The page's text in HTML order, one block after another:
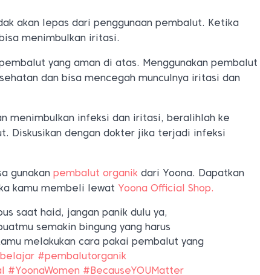
akan lepas dari penggunaan pembalut. Ketika
menimbulkan iritasi.
yang aman di atas. Menggunakan pembalut
dan bisa mencegah munculnya iritasi dan
menimbulkan infeksi dan iritasi, beralihlah ke
Diskusikan dengan dokter jika terjadi infeksi
gunakanpembalut organik dari Yoona. Dapatkan
kamu membeli lewat Yoona Official Shop.
saat haid, jangan panik dulu ya,
semakin bingung yang harus
melakukan cara pakai pembalut yang
#pembalutorganik
#YoonaWomen #BecauseYOUMatter